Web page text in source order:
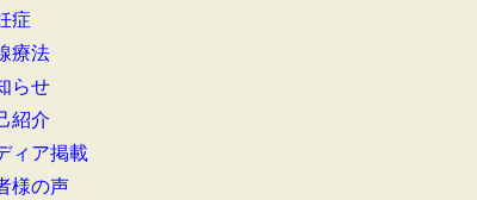
症
療法
らせ
紹介
ィア掲載
様の声